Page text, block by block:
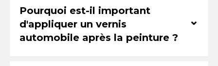
Pourquoi est-il important
d'appliquer un vernis
automobile après la peinture ?
⌃